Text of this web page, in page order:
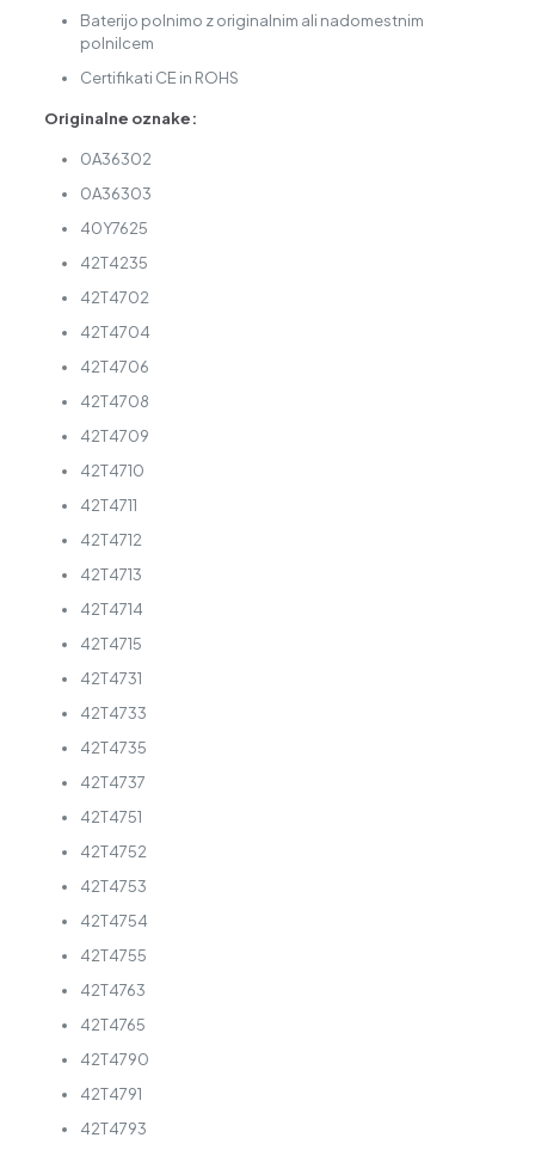
Baterijo polnimo z originalnim ali nadomestnim
polnilcem
Certifikati CE in ROHS
Originalne oznake:
0A36302
0A36303
40Y7625
42T4235
42T4702
42T4704
42T4706
42T4708
42T4709
42T4710
42T4711
42T4712
42T4713
42T4714
42T4715
42T4731
42T4733
42T4735
42T4737
42T4751
42T4752
42T4753
42T4754
42T4755
42T4763
42T4765
42T4790
42T4791
42T4793